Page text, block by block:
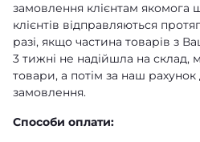
замовлення клієнтам якомога
клієнтів відправляються
разі, якщо частина товарів з
3 тижні не надійшла на склад,
товари, а потім за наш
замовлення.
Способи оплати: